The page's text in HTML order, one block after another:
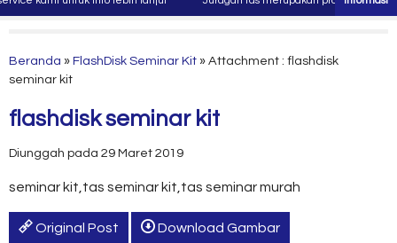
Beranda » FlashDisk Seminar Kit » Attachment : flashdisk
seminar kit
flashdisk seminar kit
Diunggah pada 29 Maret 2019
seminar kit,tas seminar kit,tas seminar murah
Original Post Download Gambar